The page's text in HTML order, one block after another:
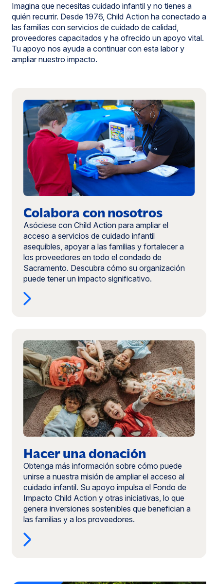
Imagina que necesitas cuidado infantil y no tienes a
quién recurrir. Desde 1976, Child Action ha conectado a
las familias con servicios de cuidado de calidad,
proveedores capacitados y ha ofrecido un apoyo vital.
Tu apoyo nos ayuda a continuar con esta labor y
ampliar nuestro impacto.
información:
Colabora
nosotros
Colabora con nosotros
Asóciese con Child Action para ampliar el
acceso a servicios de cuidado infantil
asequibles, apoyar a las familias y fortalecer a
los proveedores en todo el condado de
Sacramento. Descubra cómo su organización
puede tener un impacto significativo.
información:
Hacer
una
donación
Hacer una donación
Obtenga más información sobre cómo puede
unirse a nuestra misión de ampliar el acceso al
cuidado infantil. Su apoyo impulsa el Fondo de
Impacto Child Action y otras iniciativas, lo que
genera inversiones sostenibles que benefician a
las familias y a los proveedores.